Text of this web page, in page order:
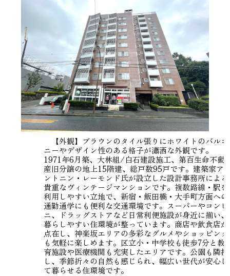
【外観】ブラウンのタイル張りにホワイトのバルコ
ニーやデザイン性のある格子が瀟洒な外観です。
1971年6月築、大林組/白石建設施工、第百生命不動
産旧分譲の地上15階建、総戸数95戸です。建築家ア
ントニン・レーモンド氏が設立した設計事務所による
貴重なヴィンテージマンションです。複数路線・駅を
利用しやすい立地で、新宿・飯田橋・大手町方面への
通勤通学にも便利な交通環境です。スーパーやコンビ
ニ、ドラッグストアなど日常利便施設が身近に揃い、
暮らしやすい住環境が整っています。商店や飲食店が
点在し、神楽坂エリアの多彩なグルメやショッピング
も気軽に楽しめます。区立小・中学校も徒歩7分と教
育施設や医療機関も充実したエリアです。公園も隣接
し、季節折々の自然も感じられ、幅広い世代が安心し
て暮らせる住環境です。